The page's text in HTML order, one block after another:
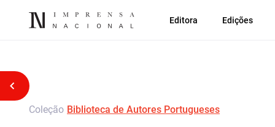
Editora Edições
Voltar atrás
Coleção Biblioteca de Autores Portugueses